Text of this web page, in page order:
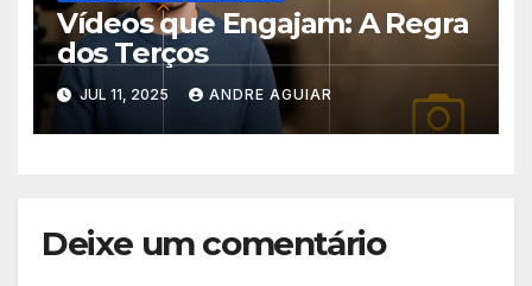
Vídeos que Engajam: A Regra
dos Terços
JUL 11, 2025 ANDRE AGUIAR
Deixe um comentário